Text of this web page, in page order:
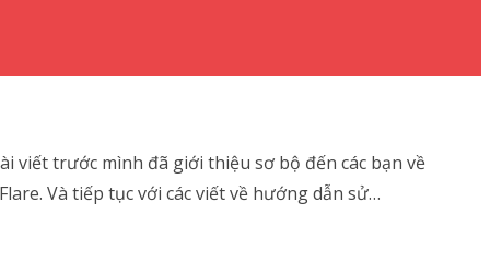
viết trước mình đã giới thiệu sơ bộ đến các bạn về
Và tiếp tục với các viết về hướng dẫn sử…